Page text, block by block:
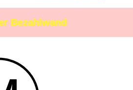
Bezahlwand